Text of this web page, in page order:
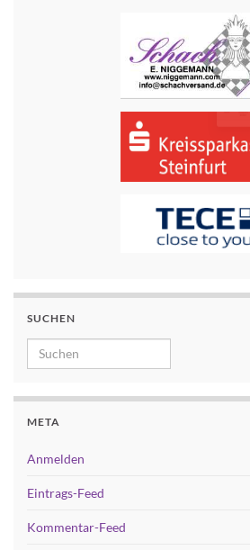
SUCHEN
Search for:
META
Anmelden
Eintrags-Feed
Kommentar-Feed